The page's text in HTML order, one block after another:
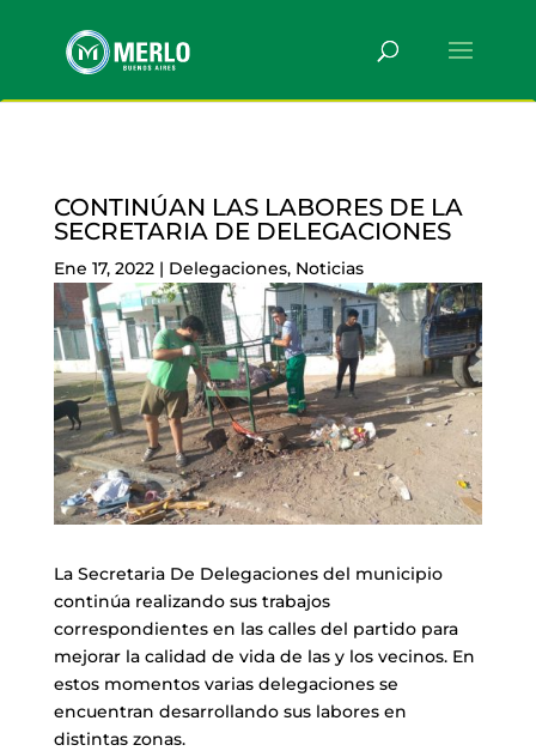
CONTINÚAN LAS LABORES DE LA
SECRETARIA DE DELEGACIONES
Ene 17, 2022| Delegaciones, Noticias
La Secretaria De Delegaciones del municipio
continúa realizando sus trabajos
correspondientes en las calles del partido para
mejorar la calidad de vida de las y los vecinos. En
estos momentos varias delegaciones se
encuentran desarrollando sus labores en
distintas zonas.